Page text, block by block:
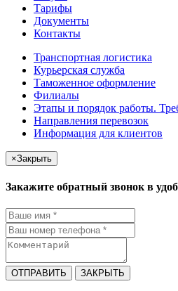
Тарифы
Документы
Контакты
Транспортная логистика
Курьерская служба
Таможенное оформление
Филиалы
Этапы и порядок работы.
Направления перевозок
Информация для клиентов
×Закрыть
Закажите обратный звонок в
ОТПРАВИТЬ ЗАКРЫТЬ